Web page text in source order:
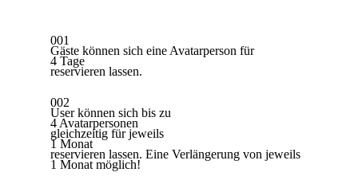
001
Gäste können sich eine Avatarperson für
4 Tage
reservieren lassen.
002
User können sich bis zu
4 Avatarpersonen
gleichzeitig für jeweils
1 Monat
reservieren lassen. Eine Verlängerung von jeweils
1 Monat möglich!